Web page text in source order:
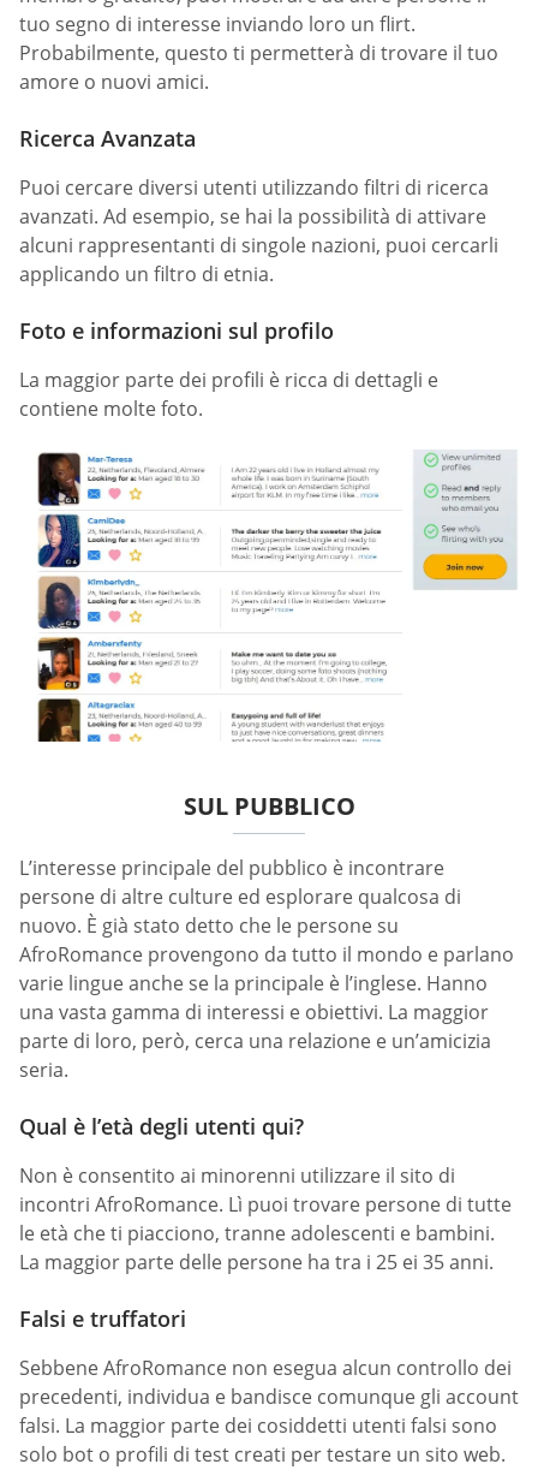
tuo segno di interesse inviando loro un flirt.
Probabilmente, questo ti permetterà di trovare il tuo
amore o nuovi amici.
Ricerca Avanzata
Puoi cercare diversi utenti utilizzando filtri di ricerca
avanzati. Ad esempio, se hai la possibilità di attivare
alcuni rappresentanti di singole nazioni, puoi cercarli
applicando un filtro di etnia.
Foto e informazioni sul profilo
La maggior parte dei profili è ricca di dettagli e
contiene molte foto.
SUL PUBBLICO
L’interesse principale del pubblico è incontrare
persone di altre culture ed esplorare qualcosa di
nuovo. È già stato detto che le persone su
AfroRomance provengono da tutto il mondo e parlano
varie lingue anche se la principale è l’inglese. Hanno
una vasta gamma di interessi e obiettivi. La maggior
parte di loro, però, cerca una relazione e un’amicizia
seria.
Qual è l’età degli utenti qui?
Non è consentito ai minorenni utilizzare il sito di
incontri AfroRomance. Lì puoi trovare persone di tutte
le età che ti piacciono, tranne adolescenti e bambini.
La maggior parte delle persone ha tra i 25 ei 35 anni.
Falsi e truffatori
Sebbene AfroRomance non esegua alcun controllo dei
precedenti, individua e bandisce comunque gli account
falsi. La maggior parte dei cosiddetti utenti falsi sono
solo bot o profili di test creati per testare un sito web.